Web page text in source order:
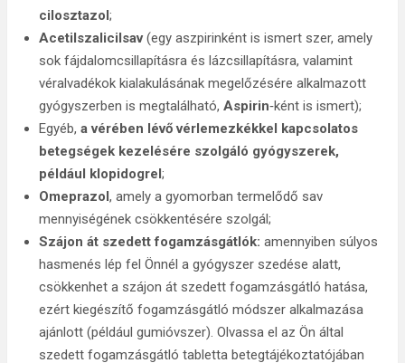
cilosztazol;
Acetilszalicilsav(egy aszpirinként is ismert szer, amely
sok fájdalomcsillapításra és lázcsillapításra, valamint
véralvadékok kialakulásának megelőzésére alkalmazott
gyógyszerben is megtalálható, Aspirin‑ként is ismert);
Egyéb, a vérében lévő vérlemezkékkel kapcsolatos
betegségek kezelésére szolgáló gyógyszerek,
például klopidogrel;
Omeprazol, amely a gyomorban termelődő sav
mennyiségének csökkentésére szolgál;
Szájon át szedett fogamzásgátlók: amennyiben súlyos
hasmenés lép fel Önnél a gyógyszer szedése alatt,
csökkenhet a szájon át szedett fogamzásgátló hatása,
ezért kiegészítő fogamzásgátló módszer alkalmazása
ajánlott (például gumióvszer). Olvassa el az Ön által
szedett fogamzásgátló tabletta betegtájékoztatójában